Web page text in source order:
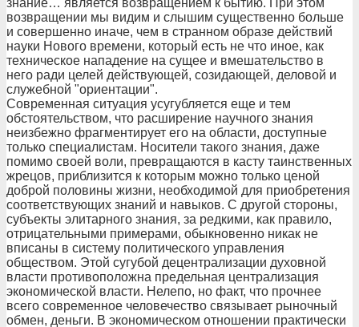
знание… является возвращением к бытию. При этом
возвращении мы видим и слышим существенно больше
и совершенно иначе, чем в странном образе действий
науки Нового времени, который есть не что иное, как
техническое нападение на сущее и вмешательство в
него ради целей действующей, созидающей, деловой и
служебной "ориентации".
Современная ситуация усугубляется еще и тем
обстоятельством, что расширение научного знания
неизбежно фрагментирует его на области, доступные
только специалистам. Носители такого знания, даже
помимо своей воли, превращаются в касту таинственных
жрецов, приблизится к которым можно только ценой
доброй половины жизни, необходимой для приобретения
соответствующих знаний и навыков. С другой стороны,
субъекты элитарного знания, за редкими, как правило,
отрицательными примерами, обыкновенно никак не
вписаны в систему политического управления
обществом. Этой сугубой децентрализации духовной
власти противоположна предельная централизация
экономической власти. Нелепо, но факт, что прочнее
всего современное человечество связывает рыночный
обмен, деньги. В экономическом отношении практически